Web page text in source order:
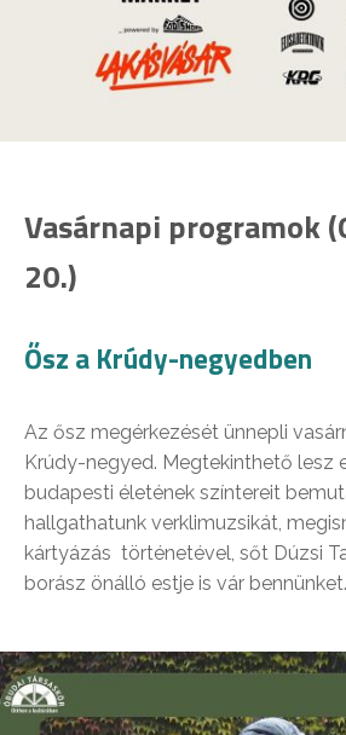
Vasárnapi programok
20.)
Ősz a Krúdy-negyedben
Az ősz megérkezését ünnepli
Krúdy-negyed. Megtekinthető lesz
budapesti életének színtereit
hallgathatunk verklimuzsikát,
kártyázás történetével, sőt Dúzsi
borász önálló estje is vár bennünket.